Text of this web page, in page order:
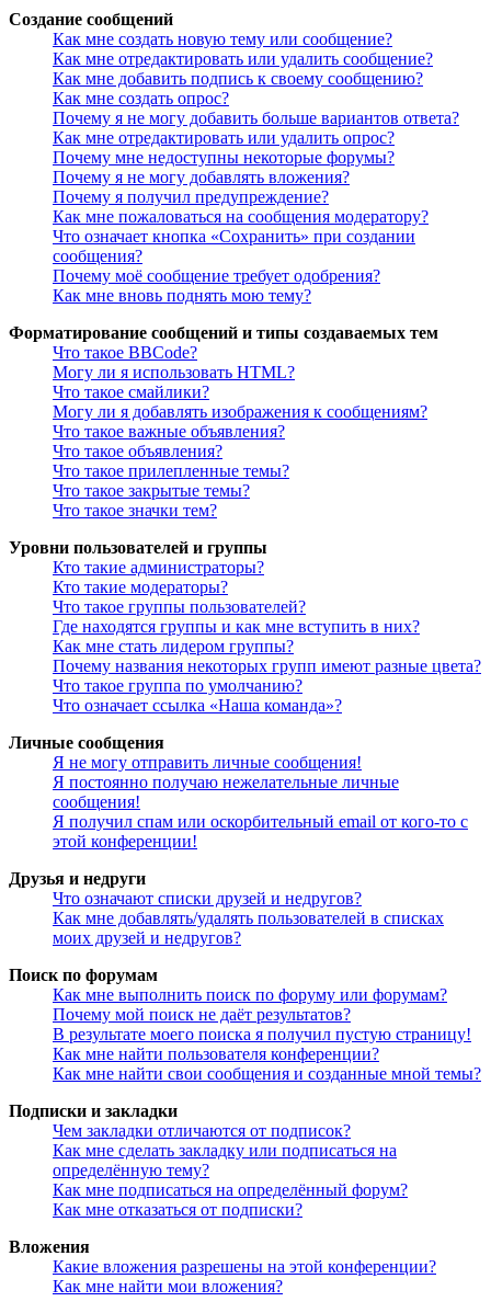
Создание сообщений
Как мне создать новую тему или сообщение?
Как мне отредактировать или удалить сообщение?
Как мне добавить подпись к своему сообщению?
Как мне создать опрос?
Почему я не могу добавить больше вариантов ответа?
Как мне отредактировать или удалить опрос?
Почему мне недоступны некоторые форумы?
Почему я не могу добавлять вложения?
Почему я получил предупреждение?
Как мне пожаловаться на сообщения модератору?
Что означает кнопка «Сохранить» при создании
сообщения?
Почему моё сообщение требует одобрения?
Как мне вновь поднять мою тему?
Форматирование сообщений и типы создаваемых тем
Что такое BBCode?
Могу ли я использовать HTML?
Что такое смайлики?
Могу ли я добавлять изображения к сообщениям?
Что такое важные объявления?
Что такое объявления?
Что такое прилепленные темы?
Что такое закрытые темы?
Что такое значки тем?
Уровни пользователей и группы
Кто такие администраторы?
Кто такие модераторы?
Что такое группы пользователей?
Где находятся группы и как мне вступить в них?
Как мне стать лидером группы?
Почему названия некоторых групп имеют разные цвета?
Что такое группа по умолчанию?
Что означает ссылка «Наша команда»?
Личные сообщения
Я не могу отправить личные сообщения!
Я постоянно получаю нежелательные личные
сообщения!
Я получил спам или оскорбительный email от кого-то с
этой конференции!
Друзья и недруги
Что означают списки друзей и недругов?
Как мне добавлять/удалять пользователей в списках
моих друзей и недругов?
Поиск по форумам
Как мне выполнить поиск по форуму или форумам?
Почему мой поиск не даёт результатов?
В результате моего поиска я получил пустую страницу!
Как мне найти пользователя конференции?
Как мне найти свои сообщения и созданные мной темы?
Подписки и закладки
Чем закладки отличаются от подписок?
Как мне сделать закладку или подписаться на
определённую тему?
Как мне подписаться на определённый форум?
Как мне отказаться от подписки?
Вложения
Какие вложения разрешены на этой конференции?
Как мне найти мои вложения?